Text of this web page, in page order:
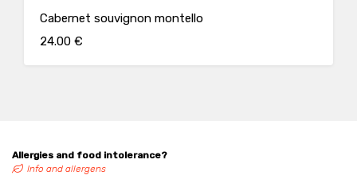
Cabernet souvignon montello
24.00 €
Allergies and food intolerance?
Info and allergens